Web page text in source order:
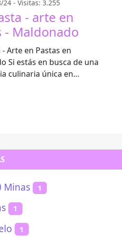
24 - Visitas: 3.255
- arte en
- Maldonado
- Arte en Pastas en
culinaria única en
Minas 1
1
1